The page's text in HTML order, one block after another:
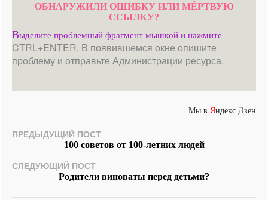
ОБНАРУЖИЛИ ОШИБКУ ИЛИ МЁРТВУЮ
ССЫЛКУ?
Выделите проблемный фрагмент мышкой и нажмите
CTRL+ENTER. В появившемся окне опишите
проблему и отправьте Администрации ресурса.
Мы в Яндекс. Дзен
ПРЕДЫДУЩИЙ ПОСТ
100 советов от 100-летних людей
СЛЕДУЮЩИЙ ПОСТ
Родители виноваты перед детьми?